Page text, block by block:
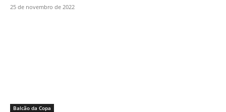
25 de novembro de 2022
Balcão da Copa